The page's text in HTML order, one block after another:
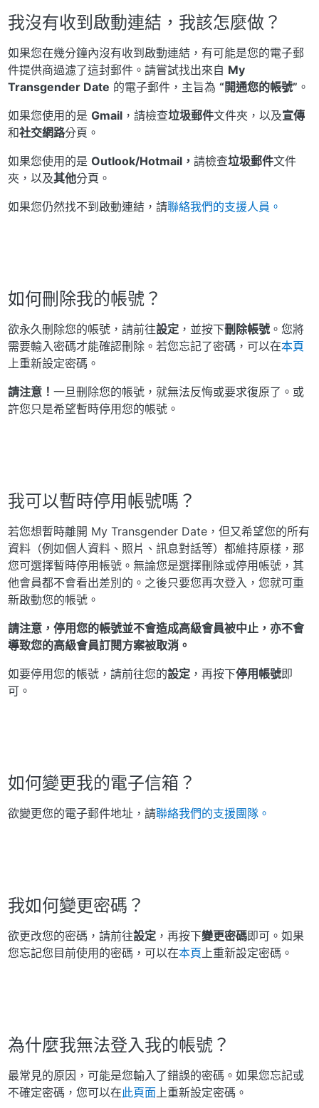
我沒有收到啟動連結，我該怎麼做？
如果您在幾分鐘內沒有收到啟動連結，有可能是您的電子郵
件提供商過濾了這封郵件。請嘗試找出來自 My
Transgender Date 的電子郵件，主旨為 “開通您的帳號” 。
如果您使用的是 Gmail ，請檢查垃圾郵件文件夾，以及宣傳
和社交網路分頁。
如果您使用的是 Outlook/Hotmail， 請檢查垃圾郵件文件
夾，以及其他分頁。
如果您仍然找不到啟動連結，請聯絡我們的支援人員。
如何刪除我的帳號？
欲永久刪除您的帳號，請前往設定 ，並按下刪除帳號 。您將
需要輸入密碼才能確認刪除。若您忘記了密碼，可以在本頁
上重新設定密碼。
請注意！ 一旦刪除您的帳號，就無法反悔或要求復原了。或
許您只是希望暫時停用您的帳號。
我可以暫時停用帳號嗎？
若您想暫時離開 My Transgender Date，但又希望您的所有
資料（例如個人資料、照片、訊息對話等）都維持原樣，那
您可選擇暫時停用帳號。無論您是選擇刪除或停用帳號，其
他會員都不會看出差別的。之後只要您再次登入，您就可重
新啟動您的帳號。
請注意，停用您的帳號並不會造成高級會員被中止，亦不會
導致您的高級會員訂閱方案被取消。
如要停用您的帳號，請前往您的設定 ，再按下停用帳號即
可。
如何變更我的電子信箱？
欲變更您的電子郵件地址，請聯絡我們的支援團隊。
我如何變更密碼？
欲更改您的密碼，請前往設定 ，再按下變更密碼即可。如果
您忘記您目前使用的密碼，可以在本頁上重新設定密碼。
為什麼我無法登入我的帳號？
最常見的原因，可能是您輸入了錯誤的密碼。如果您忘記或
不確定密碼，您可以在此頁面上重新設定密碼。